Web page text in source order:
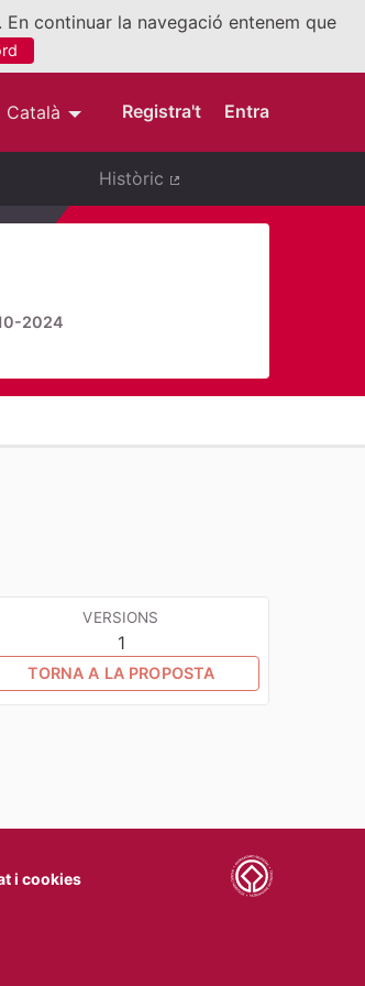
continuar la navegació entenem que
Català Triar la llengua Elegir el idioma
Registra't Entra
Històric
2024
VERSIONS
1
TORNA A LA PROPOSTA
i cookies